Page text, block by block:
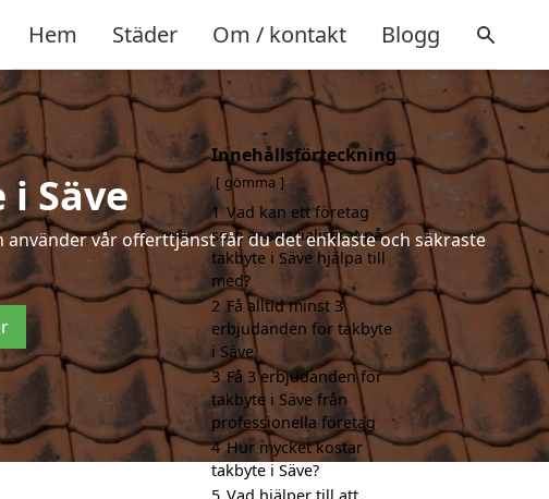
Hem Städer Om / kontakt Blogg
Säve
vår offerttjänst får du det enklaste och säkraste
Innehållsförteckning
gömma
1 Vad kan ett företag
som är specialiserat på
takbyte i Säve hjälpa till
med?
2 Få alltid minst 3
erbjudanden för takbyte
i Säve
3 Få 3 erbjudanden för
takbyte i Säve från
professionella företag
4 Hur mycket kostar
takbyte i Säve?